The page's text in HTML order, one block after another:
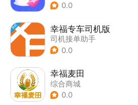
0.0
幸福专车司机版
司机接单助手
0.0
幸福麦田
综合商城
0.0